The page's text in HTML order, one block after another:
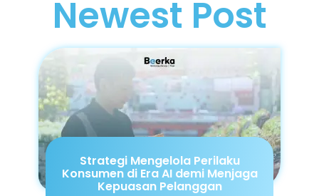
Newest Post
Strategi Mengelola Perilaku
Konsumen di Era AI demi Menjaga
Kepuasan Pelanggan